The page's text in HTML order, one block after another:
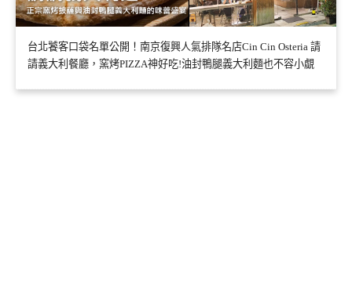
台北饕客口袋名單公開！南京復興人氣排隊名店Cin Cin Osteria 請
請義大利餐廳，窯烤PIZZA神好吃!油封鴨腿義大利麵也不容小覷